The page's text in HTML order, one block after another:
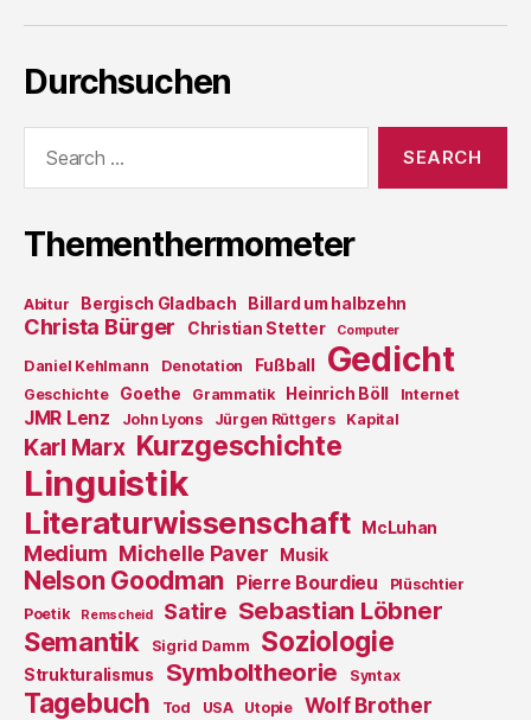
Durchsuchen
Thementhermometer
Abitur Bergisch Gladbach Billard um halbzehn
Christa Bürger Christian Stetter Computer
Daniel Kehlmann Denotation Fußball Gedicht
Geschichte Goethe Grammatik Heinrich Böll Internet
JMR Lenz John Lyons Jürgen Rüttgers Kapital
Karl Marx Kurzgeschichte
Linguistik
Literaturwissenschaft McLuhan
Medium Michelle Paver Musik
Nelson Goodman Pierre Bourdieu
Plüschtier
Poetik
Remscheid Satire Sebastian Löbner
Semantik Sigrid Damm Soziologie
Strukturalismus Symboltheorie Syntax
Tagebuch Tod USA Utopie Wolf Brother